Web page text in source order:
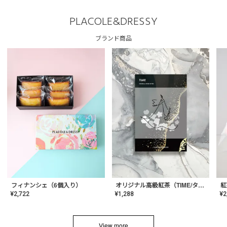
PLACOLE&DRESSY
ブランド商品
フィナンシェ（6個入り）
¥2,722
オリジナル高級紅茶（TIME/タイム）【ギフト/プチギフト/プレゼント/内祝い/結婚式/オリジナル配合/高品質/ハーブティー/茶葉/記念日/お返し/手土産/美容/おしゃれ】
¥1,288 ¥